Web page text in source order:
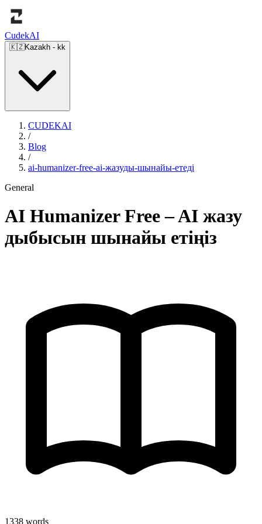
CudekAI
🇰🇿Kazakh - kk
CUDEKAI
/
Blog
/
ai-humanizer-free-ai-жазуды-шынайы-етеді
General
AI Humanizer Free – AI жазу
дыбысын шынайы етіңіз
1338 words